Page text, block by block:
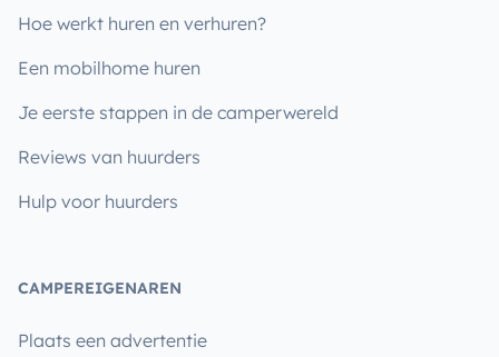
Hoe werkt huren en verhuren?
Een mobilhome huren
Je eerste stappen in de camperwereld
Reviews van huurders
Hulp voor huurders
CAMPEREIGENAREN
Plaats een advertentie